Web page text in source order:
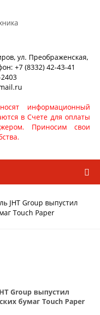
ул. Преображенская,
+7 (8332) 42-43-41
информационный
в Счете для оплаты
Приносим свои
JHT Group выпустил
Touch Paper
Group выпустил
бумаг Touch Paper